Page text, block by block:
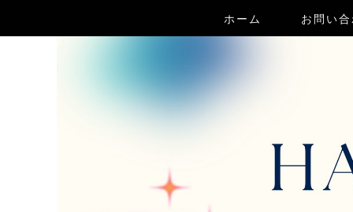
ホーム お問い